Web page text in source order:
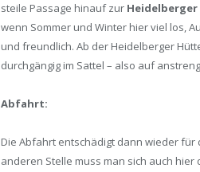
steile Passage hinauf zur
wenn Sommer und Winter hier viel los,
und freundlich. Ab der Heidelberger
durchgängig im Sattel – also auf
Abfahrt:
Die Abfahrt entschädigt dann wieder
anderen Stelle muss man sich auch